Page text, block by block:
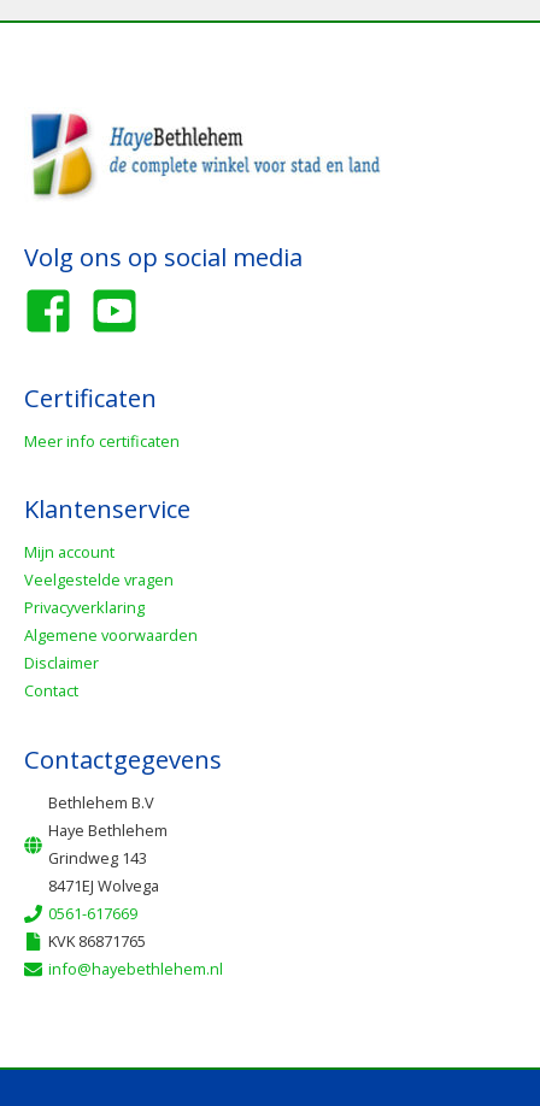
Volg ons op social media
Certificaten
Meer info certificaten
Klantenservice
Mijn account
Veelgestelde vragen
Privacyverklaring
Algemene voorwaarden
Disclaimer
Contact
Contactgegevens
Bethlehem B.V
Haye Bethlehem
Grindweg 143
8471EJ Wolvega
0561-617669
KVK 86871765
info@hayebethlehem.nl